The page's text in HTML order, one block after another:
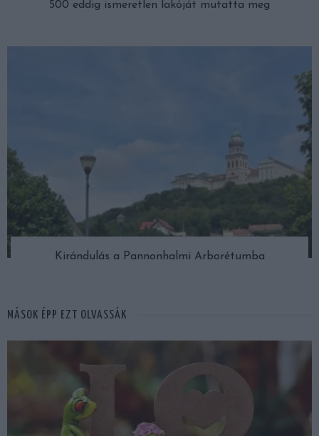
500 eddig ismeretlen lakóját mutatta meg
Kirándulás a Pannonhalmi Arborétumba
MÁSOK ÉPP EZT OLVASSÁK